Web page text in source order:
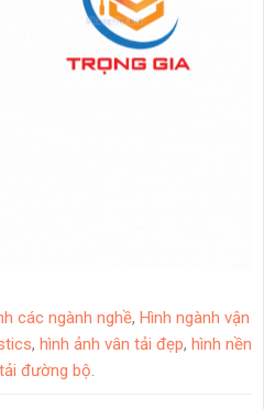
các ngành nghề, Hình ngành vận
, hình ảnh vân tải đẹp, hình nền
đường bộ.